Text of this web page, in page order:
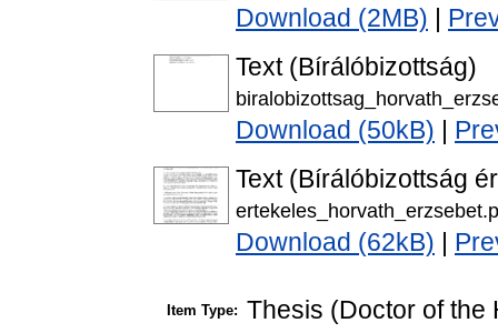
Download (2MB)
Text (Bírálóbizottság)
Download (50kB)
Text (Bírálóbizottság
Download (62kB)
Item Type: Thesis (Doctor of the